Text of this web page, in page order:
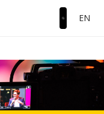
EN